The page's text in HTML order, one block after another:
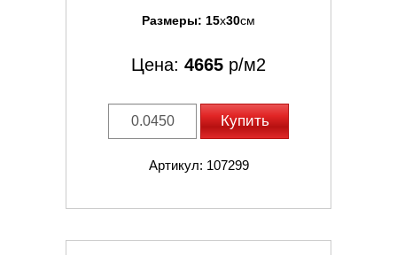
Размеры: 15x30см
Цена: 4665 р/м2
Купить
Артикул: 107299